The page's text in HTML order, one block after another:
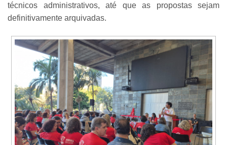
técnicos administrativos, até que as propostas sejam
definitivamente arquivadas.